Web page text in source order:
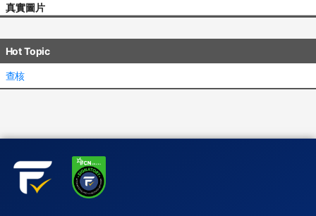
真實圖片
Hot Topic
查核